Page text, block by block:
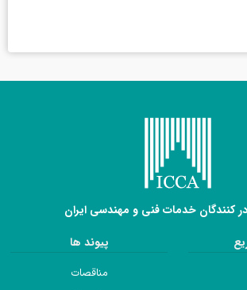
کنندگان خدمات فنی و مهندسی ایران
پیوند ها
مناقصات